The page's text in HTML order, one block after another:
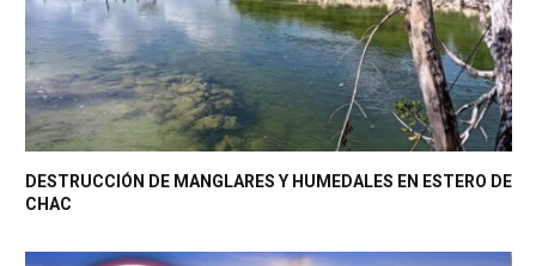
DESTRUCCIÓN DE MANGLARES Y HUMEDALES EN ESTERO DE
CHAC